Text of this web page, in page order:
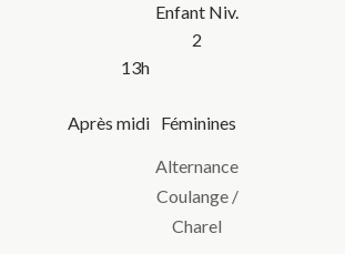
Enfant Niv.
2
13h
Après midi Féminines
Alternance
Coulange /
Charel